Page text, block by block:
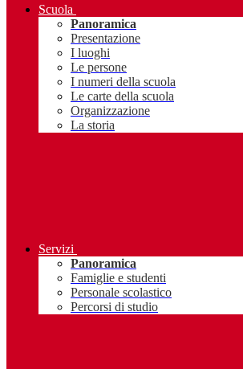
Scuola
Panoramica
Presentazione
I luoghi
Le persone
I numeri della scuola
Le carte della scuola
Organizzazione
La storia
Servizi
Panoramica
Famiglie e studenti
Personale scolastico
Percorsi di studio